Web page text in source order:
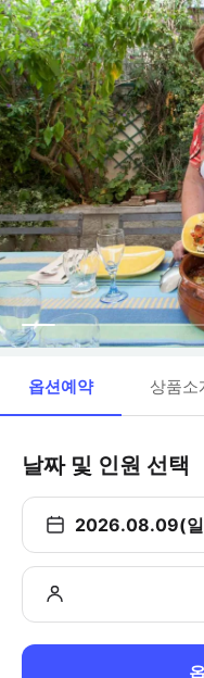
옵션예약 상품소
날짜 및 인원 선택
2026.08.09(